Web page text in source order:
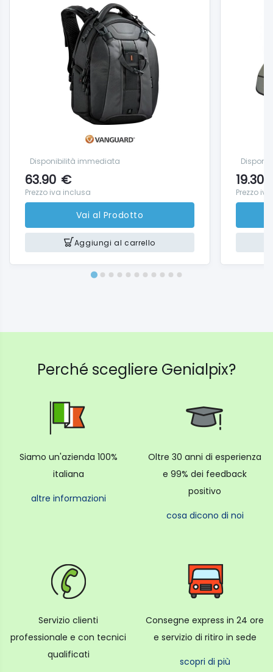
Disponibilità immediata
63.90 €
Prezzo iva inclusa
Vai al Prodotto
Aggiungi al carrello
19.30
Prezzo
Perché scegliere Genialpix?
Siamo un'azienda 100%
italiana
altre informazioni
Oltre 30 anni di esperienza
e 99% dei feedback
positivo
cosa dicono di noi
Servizio clienti
professionale e con tecnici
qualificati
Consegne express in 24 ore
e servizio di ritiro in sede
scopri di più